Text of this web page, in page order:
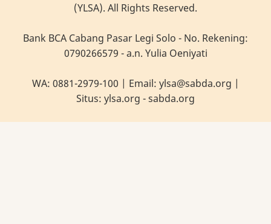
(YLSA). All Rights Reserved.
Bank BCA Cabang Pasar Legi Solo - No. Rekening:
0790266579 - a.n. Yulia Oeniyati
WA: 0881-2979-100 | Email: ylsa@sabda.org |
Situs: ylsa.org -sabda.org